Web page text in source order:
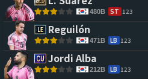
480B ST 123
Reguilón
471B LB 123
Jordi Alba
212B LB 123